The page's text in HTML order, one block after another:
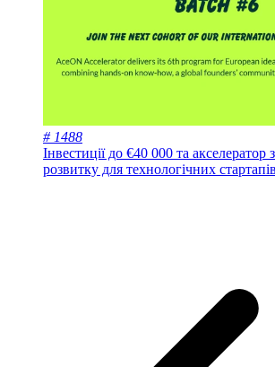
# 1488
Інвестиції до €40 000 та акселератор
розвитку для технологічних стартапів